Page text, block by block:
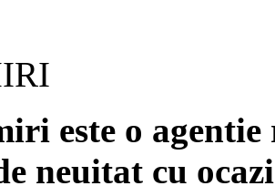
este o
neuitat cu